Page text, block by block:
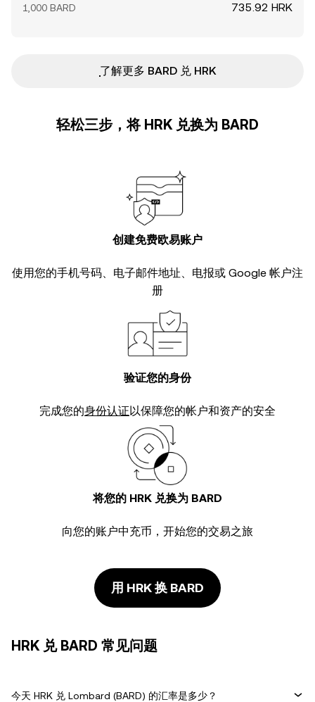
1,000 BARD 735.92 HRK
ִִִִִִִִִִִִִִִִִִִִִִִִִִִִִִִִִִִִִִִִִִִִִִִ了解更多 BARD 兑 HRK
轻松三步，将 HRK 兑换为 BARD
创建免费欧易账户
使用您的手机号码、电子邮件地址、电报或 Google 帐户注
册
验证您的身份
完成您的身份认证以保障您的帐户和资产的安全
将您的 HRK 兑换为 BARD
向您的账户中充币，开始您的交易之旅
用 HRK 换 BARD
HRK 兑 BARD 常见问题
今天 HRK 兑 Lombard (BARD) 的汇率是多少？